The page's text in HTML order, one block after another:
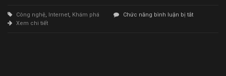
Công nghệ, Internet, Khám phá Chức năng bình luận bị tắtở
Xem chi tiết